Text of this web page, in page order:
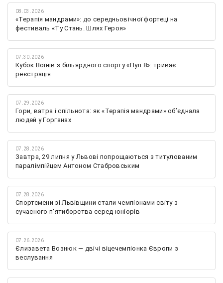
08.03.2026
«Терапія мандрами»: до середньовічної фортеці на
фестиваль «Ту Стань. Шлях Героя»
07.30.2026
Кубок Воїнів з більярдного спорту «Пул 8»: триває
реєстрація
07.29.2026
Гори, ватра і спільнота: як «Терапія мандрами» об’єднала
людей у Горганах
07.28.2026
Завтра, 29 липня у Львові попрощаються з титулованим
паралімпійцем Антоном Стабровським
07.28.2026
Спортсмени зі Львівщини стали чемпіонами світу з
сучасного п'ятиборства серед юніорів
07.26.2026
Єлизавета Вознюк — двічі віцечемпіонка Європи з
веслування